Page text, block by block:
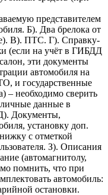
представителем
Б). Два брелока от
В). ПТС. Г). Справку-
(если на учёт в ГИБДД
эти документы
автомобиля на
и государственные
– необходимо сверить
личные данные в
Документы,
установку доп.
с отметкой
З). Описания
(автомагнитолу,
помнить, что при
автомобиль:
остановки.